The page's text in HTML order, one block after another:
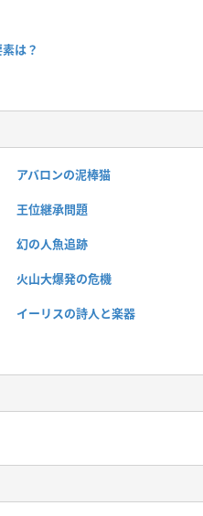
は？
アバロンの泥棒猫
王位継承問題
幻の人魚追跡
火山大爆発の危機
イーリスの詩人と楽器